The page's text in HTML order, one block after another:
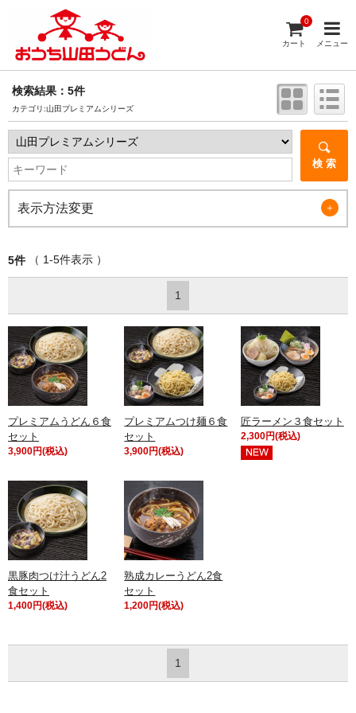
カート
0
メニュー
検索結果：5件
カテゴリ:山田プレミアムシリーズ
検 索
表示方法変更 ＋
5件 （ 1-5件表示 ）
1
プレミアムうどん６食
セット
3,900円(税込)
プレミアムつけ麺６食
セット
3,900円(税込)
匠ラーメン３食セット
2,300円(税込)
黒豚肉つけ汁うどん2
食セット
1,400円(税込)
熟成カレーうどん2食
セット
1,200円(税込)
1